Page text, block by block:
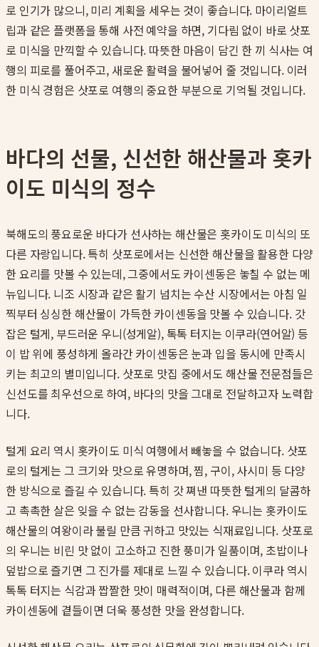
로 인기가 많으니, 미리 계획을 세우는 것이 좋습니다. 마이리얼트
립과 같은 플랫폼을 통해 사전 예약을 하면, 기다림 없이 바로 삿포
로 미식을 만끽할 수 있습니다. 따뜻한 마음이 담긴 한 끼 식사는 여
행의 피로를 풀어주고, 새로운 활력을 불어넣어 줄 것입니다. 이러
한 미식 경험은 삿포로 여행의 중요한 부분으로 기억될 것입니다.
바다의 선물, 신선한 해산물과 홋카
이도 미식의 정수
북해도의 풍요로운 바다가 선사하는 해산물은 홋카이도 미식의 또
다른 자랑입니다. 특히 삿포로에서는 신선한 해산물을 활용한 다양
한 요리를 맛볼 수 있는데, 그중에서도 카이센동은 놓칠 수 없는 메
뉴입니다. 니조 시장과 같은 활기 넘치는 수산 시장에서는 아침 일
찍부터 싱싱한 해산물이 가득한 카이센동을 맛볼 수 있습니다. 갓
잡은 털게, 부드러운 우니(성게알), 톡톡 터지는 이쿠라(연어알) 등
이 밥 위에 풍성하게 올라간 카이센동은 눈과 입을 동시에 만족시
키는 최고의 별미입니다. 삿포로 맛집 중에서도 해산물 전문점들은
신선도를 최우선으로 하여, 바다의 맛을 그대로 전달하고자 노력합
니다.
털게 요리 역시 홋카이도 미식 여행에서 빼놓을 수 없습니다. 삿포
로의 털게는 그 크기와 맛으로 유명하며, 찜, 구이, 사시미 등 다양
한 방식으로 즐길 수 있습니다. 특히 갓 쪄낸 따뜻한 털게의 달콤하
고 촉촉한 살은 잊을 수 없는 감동을 선사합니다. 우니는 홋카이도
해산물의 여왕이라 불릴 만큼 귀하고 맛있는 식재료입니다. 삿포로
의 우니는 비린 맛 없이 고소하고 진한 풍미가 일품이며, 초밥이나
덮밥으로 즐기면 그 진가를 제대로 느낄 수 있습니다. 이쿠라 역시
톡톡 터지는 식감과 짭짤한 맛이 매력적이며, 다른 해산물과 함께
카이센동에 곁들이면 더욱 풍성한 맛을 완성합니다.